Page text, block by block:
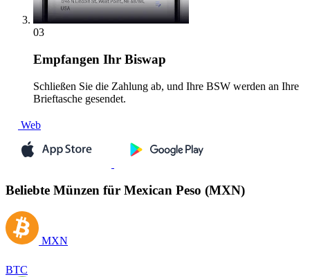
03
Empfangen Ihr Biswap
Schließen Sie die Zahlung ab, und Ihre BSW werden an Ihre
Brieftasche gesendet.
Web
Beliebte Münzen für Mexican Peso (MXN)
MXN
BTC